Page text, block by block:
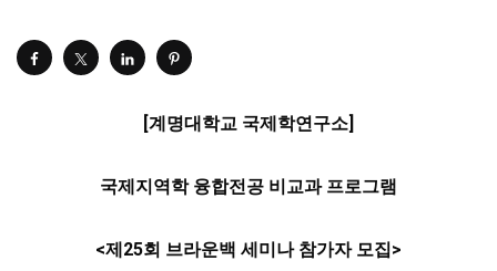
[계명대학교 국제학연구소]
국제지역학 융합전공 비교과 프로그램
<제25회 브라운백 세미나 참가자 모집>